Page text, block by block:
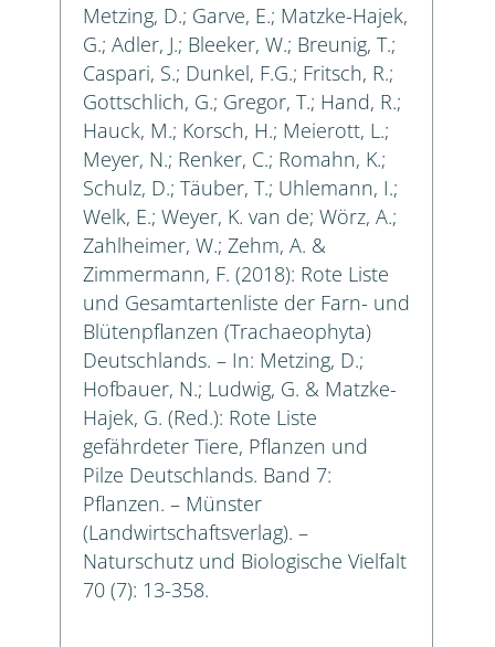
Metzing, D.; Garve, E.; Matzke-Hajek,
G.; Adler, J.; Bleeker, W.; Breunig, T.;
Caspari, S.; Dunkel, F.G.; Fritsch, R.;
Gottschlich, G.; Gregor, T.; Hand, R.;
Hauck, M.; Korsch, H.; Meierott, L.;
Meyer, N.; Renker, C.; Romahn, K.;
Schulz, D.; Täuber, T.; Uhlemann, I.;
Welk, E.; Weyer, K. van de; Wörz, A.;
Zahlheimer, W.; Zehm, A. &
Zimmermann, F. (2018): Rote Liste
und Gesamtartenliste der Farn- und
Blütenpflanzen (Trachaeophyta)
Deutschlands. – In: Metzing, D.;
Hofbauer, N.; Ludwig, G. & Matzke-
Hajek, G. (Red.): Rote Liste
gefährdeter Tiere, Pflanzen und
Pilze Deutschlands. Band 7:
Pflanzen. – Münster
(Landwirtschaftsverlag). –
Naturschutz und Biologische Vielfalt
70 (7): 13-358.